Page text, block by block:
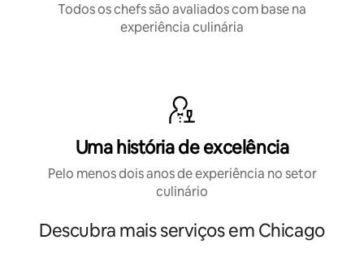
Todos os chefs são avaliados com base na
experiência culinária
Uma história de excelência
Pelo menos dois anos de experiência no setor
culinário
Descubra mais serviços em Chicago